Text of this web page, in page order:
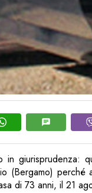
in giurisprudenza:
(Bergamo) perché
di 73 anni, il 21